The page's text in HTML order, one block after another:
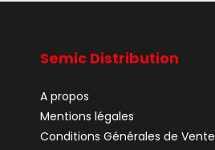
Semic Distribution
A propos
Mentions légales
Conditions Générales de Vente